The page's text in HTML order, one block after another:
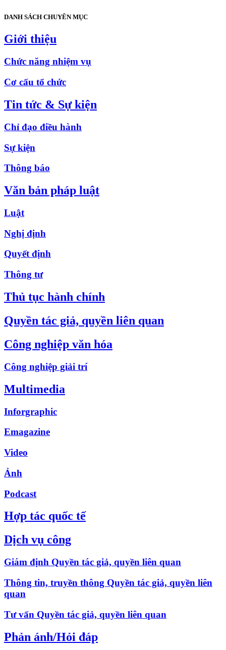
DANH SÁCH CHUYÊN MỤC
Giới thiệu
Chức năng nhiệm vụ
Cơ cấu tổ chức
Tin tức & Sự kiện
Chỉ đạo điều hành
Sự kiện
Thông báo
Văn bản pháp luật
Luật
Nghị định
Quyết định
Thông tư
Thủ tục hành chính
Quyền tác giả, quyền liên quan
Công nghiệp văn hóa
Công nghiệp giải trí
Multimedia
Inforgraphic
Emagazine
Video
Ảnh
Podcast
Hợp tác quốc tế
Dịch vụ công
Giám định Quyền tác giả, quyền liên quan
Thông tin, truyền thông Quyền tác giả, quyền liên
quan
Tư vấn Quyền tác giả, quyền liên quan
Phản ánh/Hỏi đáp